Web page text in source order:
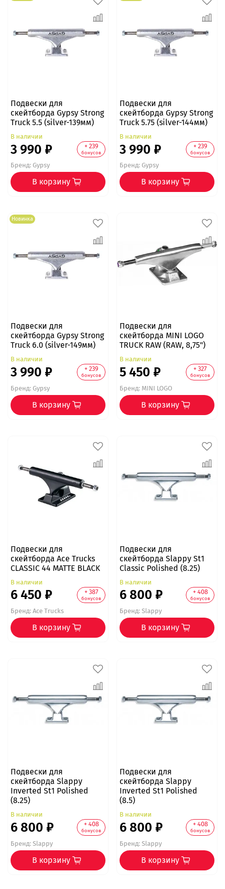
Подвески для
скейтборда Gypsy Strong
Truck 5.5 (silver-139мм)
В наличии
3 990 ₽ + 239
бонусов
Бренд:Gypsy
В корзину
Подвески для
скейтборда Gypsy Strong
Truck 5.75 (silver-144мм)
В наличии
3 990 ₽ + 239
бонусов
Бренд:Gypsy
В корзину
Новинка
Подвески для
скейтборда Gypsy Strong
Truck 6.0 (silver-149мм)
В наличии
3 990 ₽ + 239
бонусов
Бренд:Gypsy
В корзину
Подвески для
скейтборда MINI LOGO
TRUCK RAW (RAW, 8,75")
В наличии
5 450 ₽ + 327
бонусов
Бренд:MINI LOGO
В корзину
Подвески для
скейтборда Ace Trucks
CLASSIC 44 MATTE BLACK
В наличии
6 450 ₽ + 387
бонусов
Бренд:Ace Trucks
В корзину
Подвески для
скейтборда Slappy St1
Classic Polished (8.25)
В наличии
6 800 ₽ + 408
бонусов
Бренд:Slappy
В корзину
Подвески для
скейтборда Slappy
Inverted St1 Polished
(8.25)
В наличии
6 800 ₽ + 408
бонусов
Бренд:Slappy
В корзину
Подвески для
скейтборда Slappy
Inverted St1 Polished
(8.5)
В наличии
6 800 ₽ + 408
бонусов
Бренд:Slappy
В корзину